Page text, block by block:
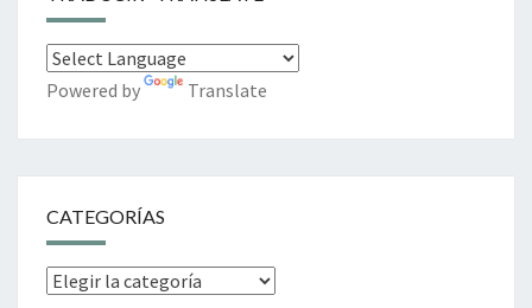
Powered by Translate
CATEGORÍAS
Categorías